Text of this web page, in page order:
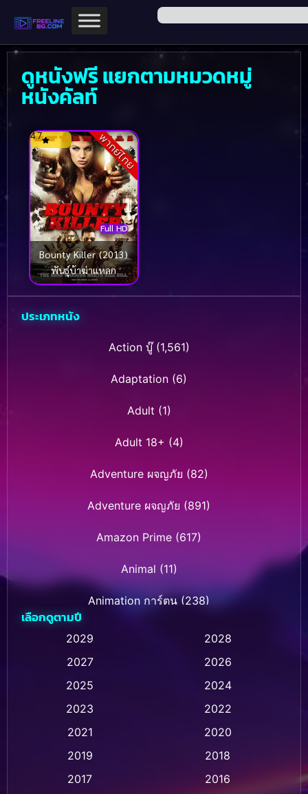
ดูหนังฟรี แยกตามหมวดหมู่
หนังคัลท์
พากย์ไทย
Full HD
4.7
Bounty Killer (2013)
พันธุ์บ้าฆ่าแหลก
ประเภทหนัง
Action บู๊(1,561)
Adaptation (6)
Adult (1)
Adult 18+ (4)
Adventure ผจญภัย (82)
Adventure ผจญภัย (891)
Amazon Prime (617)
Animal (11)
Animation การ์ตูน(238)
Animation การ์ตูน (32)
Animation การ์ตูน (28)
Animation แอนิเมชัน (1)
Animation แอนิเมชั่น (1)
เลือกดูตามปี
2029
2028
2027
2026
2025
2024
2023
2022
2021
2020
2019
2018
2017
2016